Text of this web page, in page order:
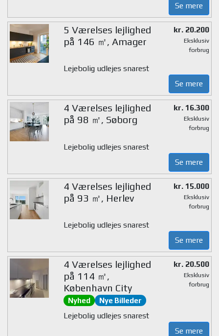
Se mere
5 Værelses lejlighed
på 146 ㎡, Amager
kr. 20.200
Eksklusiv
forbrug
Lejebolig udlejes snarest
Se mere
4 Værelses lejlighed
på 98 ㎡, Søborg
kr. 16.300
Eksklusiv
forbrug
Lejebolig udlejes snarest
Se mere
4 Værelses lejlighed
på 93 ㎡, Herlev
kr. 15.000
Eksklusiv
forbrug
Lejebolig udlejes snarest
Se mere
4 Værelses lejlighed
på 114 ㎡,
København City
Nyhed Nye Billeder
kr. 20.500
Eksklusiv
forbrug
Lejebolig udlejes snarest
Se mere